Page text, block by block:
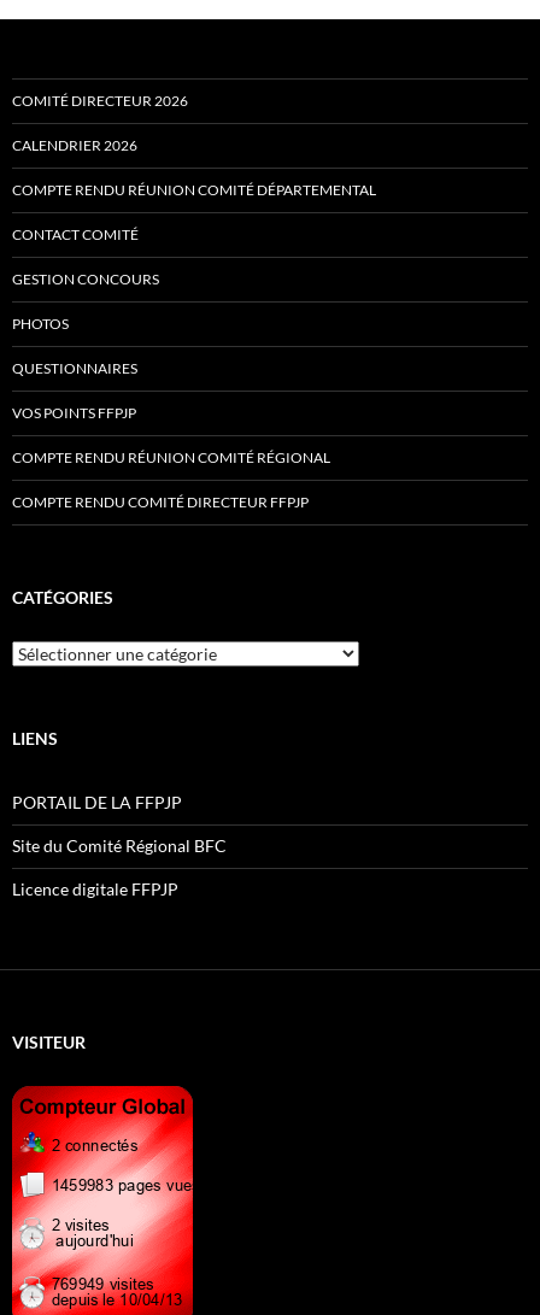
COMITÉ DIRECTEUR 2026
CALENDRIER 2026
COMPTE RENDU RÉUNION COMITÉ DÉPARTEMENTAL
CONTACT COMITÉ
GESTION CONCOURS
PHOTOS
QUESTIONNAIRES
VOS POINTS FFPJP
COMPTE RENDU RÉUNION COMITÉ RÉGIONAL
COMPTE RENDU COMITÉ DIRECTEUR FFPJP
CATÉGORIES
Catégories
LIENS
PORTAIL DE LA FFPJP
Site du Comité Régional BFC
Licence digitale FFPJP
VISITEUR